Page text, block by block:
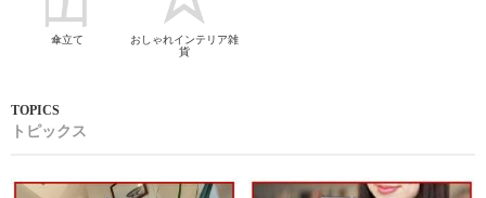
傘立て
おしゃれインテリア雑
貨
トピックス